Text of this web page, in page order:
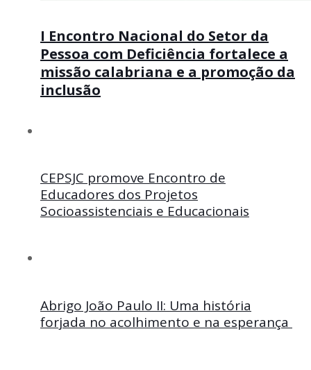
I Encontro Nacional do Setor da
Pessoa com Deficiência fortalece a
missão calabriana e a promoção da
inclusão
CEPSJC promove Encontro de
Educadores dos Projetos
Socioassistenciais e Educacionais
Abrigo João Paulo II: Uma história
forjada no acolhimento e na esperança